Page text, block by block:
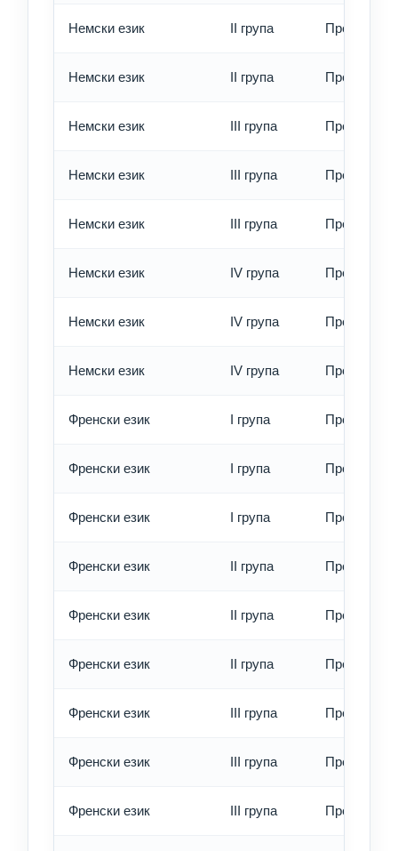
Немски език II група Превод -
Немски език II група Превод -
Немски език III група Превод -
Немски език III група Превод -
Немски език III група Превод -
Немски език IV група Превод -
Немски език IV група Превод -
Немски език IV група Превод -
Френски език I група Превод -
Френски език I група Превод -
Френски език I група Превод -
Френски език II група Превод -
Френски език II група Превод -
Френски език II група Превод -
Френски език III група Превод -
Френски език III група Превод -
Френски език III група Превод -